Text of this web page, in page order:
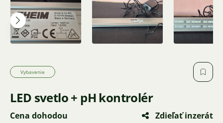
Vybavenie
LED svetlo + pH kontrolér
Cena dohodou
Zdieľať inzerát